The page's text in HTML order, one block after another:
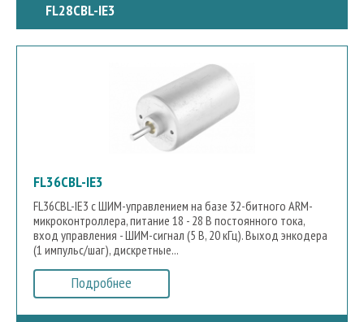
FL28CBL-IE3
FL36CBL-IE3
FL36CBL-IE3 с ШИМ-управлением на базе 32-битного ARM-
микроконтроллера, питание 18 - 28 В постоянного тока,
вход управления - ШИМ-сигнал (5 В, 20 кГц). Выход энкодера
(1 импульс/шаг), дискретные...
Подробнее